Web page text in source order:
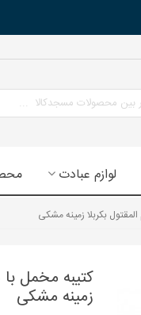
لوازم عبادت
بکربلا زمینه مشکی
کتیبه مخمل
زمینه مشکی